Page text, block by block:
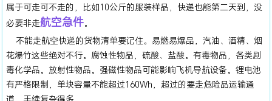
属于可走可不走的，比如10公斤的服装样品，快递也能第二天到，没
必要非走航空急件。
不能走航空快递的货物清单要记住。易燃易爆品，汽油、酒精、烟
花爆竹这些绝对不行。腐蚀性物品，硫酸、盐酸。有毒物品，各类剧
毒化学品。放射性物品。强磁性物品可能影响飞机导航设备。锂电池
有严格限制，单块容量不能超过160Wh，超过的要走危险品运输通
道，手续复杂得多。